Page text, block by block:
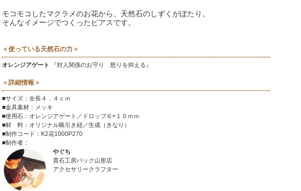
モコモコしたマクラメのお花から、天然石のしずくがぽたり。
そんなイメージでつくったピアスです。
＜使っている天然石の力＞
オレンジアゲート 『対人関係のお守り 怒りを抑える』
＜詳細情報＞
■サイズ：全長４．４ｃｍ
■金具素材：メッキ
■使用石：オレンジアゲート／ドロップ６×１０ｍｍ
■材 料： オリジナル蝋引き紐 ／生成（きなり）
■制作コード：K2花1000P270
■制作者：
やぐち
貴石工房パック山形店
アクセサリークラフター